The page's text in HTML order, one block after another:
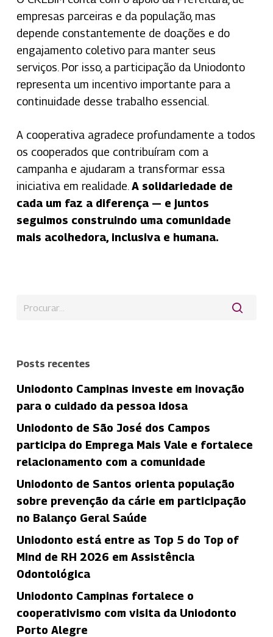
empresas parceiras e da população, mas
depende constantemente de doações e do
engajamento coletivo para manter seus
serviços. Por isso, a participação da Uniodonto
representa um incentivo importante para a
continuidade desse trabalho essencial.
A cooperativa agradece profundamente a todos
os cooperados que contribuíram com a
campanha e ajudaram a transformar essa
iniciativa em realidade. A solidariedade de
cada um faz a diferença — e juntos
seguimos construindo uma comunidade
mais acolhedora, inclusiva e humana.
Posts recentes
Uniodonto Campinas investe em inovação
para o cuidado da pessoa idosa
Uniodonto de São José dos Campos
participa do Emprega Mais Vale e fortalece
relacionamento com a comunidade
Uniodonto de Santos orienta população
sobre prevenção da cárie em participação
no Balanço Geral Saúde
Uniodonto está entre as Top 5 do Top of
Mind de RH 2026 em Assistência
Odontológica
Uniodonto Campinas fortalece o
cooperativismo com visita da Uniodonto
Porto Alegre